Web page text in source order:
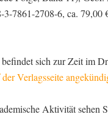
7861-2708-6, ca. 79,00
sich zur Zeit im
Verlagsseite
Aktivität sehen